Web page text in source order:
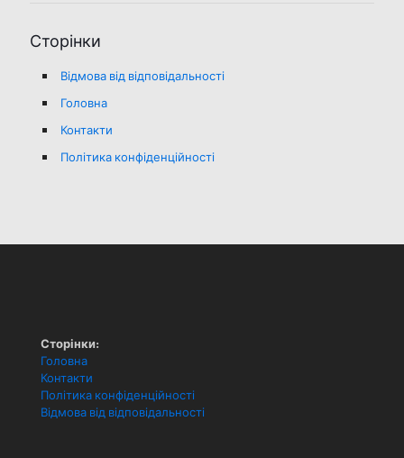
Сторінки
Відмова від відповідальності
Головна
Контакти
Політика конфіденційності
Сторінки:
Головна
Контакти
Політика конфіденційності
Відмова від відповідальності